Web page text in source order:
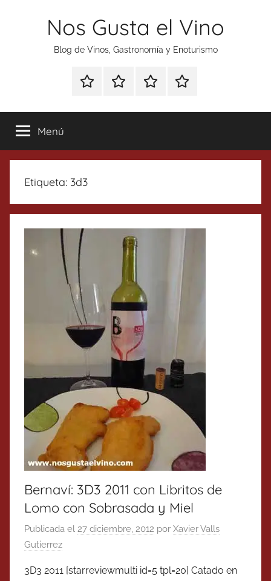
Nos Gusta el Vino
Blog de Vinos, Gastronomía y Enoturismo
Especial
Tonics
Enoturismo
Gastronomía
RankingContacto
Menú
Etiqueta: 3d3
Bernaví: 3D3 2011 con Libritos de
Lomo con Sobrasada y Miel
Publicada el 27 diciembre, 2012 por Xavier Valls
Gutierrez
3D3 2011 [starreviewmulti id=5 tpl=20] Catado en